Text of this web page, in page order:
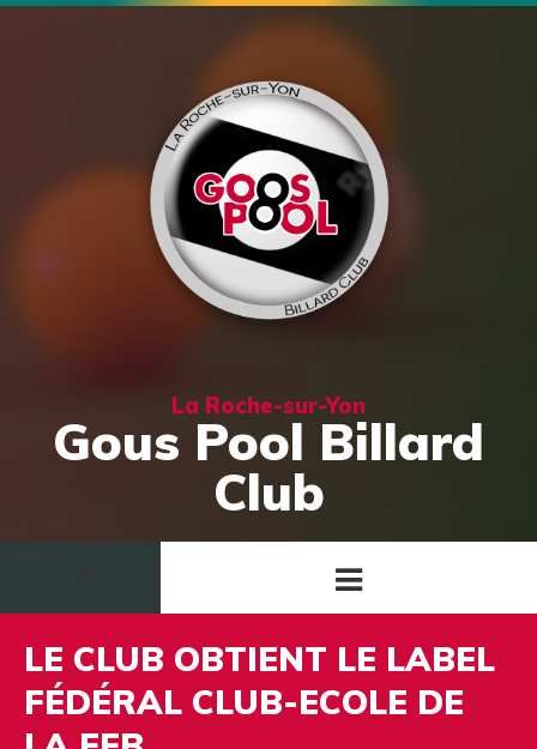
La Roche-sur-Yon
Gous Pool Billard
Club
LE CLUB OBTIENT LE LABEL
FÉDÉRAL CLUB-ECOLE DE